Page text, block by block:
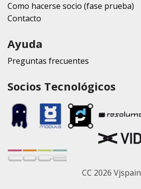
Como hacerse socio (fase prueba)
Contacto
Ayuda
Preguntas frecuentes
Socios Tecnológicos
CC 2026 Vjspain